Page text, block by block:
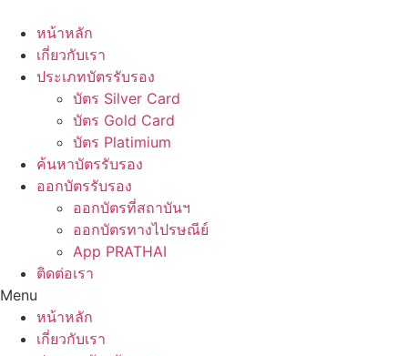
content
หน้าหลัก
เกี่ยวกับเรา
ประเภทบัตรรับรอง
บัตร Silver Card
บัตร Gold Card
บัตร Platimium
ค้นหาบัตรรับรอง
ออกบัตรรับรอง
ออกบัตรที่สถาบันฯ
ออกบัตรทางไปรษณีย์
App PRATHAI
ติดต่อเรา
Menu
หน้าหลัก
เกี่ยวกับเรา